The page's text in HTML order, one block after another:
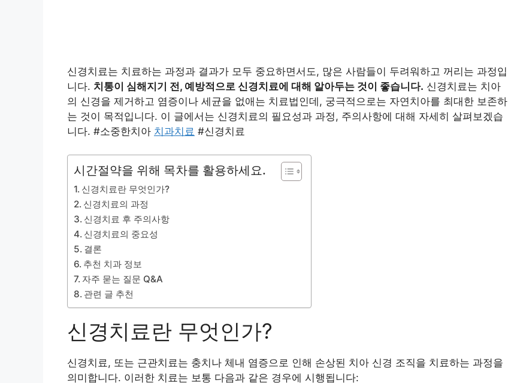
신경치료는 치료하는 과정과 결과가 모두 중요하면서도, 많은 사람들이 두려워하고 꺼리는 과정입
니다. 치통이 심해지기 전, 예방적으로 신경치료에 대해 알아두는 것이 좋습니다. 신경치료는 치아
의 신경을 제거하고 염증이나 세균을 없애는 치료법인데, 궁극적으로는 자연치아를 최대한 보존하
는 것이 목적입니다. 이 글에서는 신경치료의 필요성과 과정, 주의사항에 대해 자세히 살펴보겠습
니다. #소중한치아 치과치료 #신경치료
시간절약을 위해 목차를 활용하세요.
신경치료란 무엇인가?
신경치료의 과정
신경치료 후 주의사항
신경치료의 중요성
결론
추천 치과 정보
자주 묻는 질문 Q&A
관련 글 추천
신경치료란 무엇인가?
신경치료, 또는 근관치료는 충치나 체내 염증으로 인해 손상된 치아 신경 조직을 치료하는 과정을
의미합니다. 이러한 치료는 보통 다음과 같은 경우에 시행됩니다: